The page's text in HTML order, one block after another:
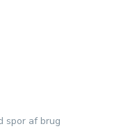
spor af brug